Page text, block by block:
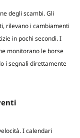
degli scambi. Gli
rilevano i cambiamenti
in pochi secondi. I
monitorano le borse
i segnali direttamente
I calendari